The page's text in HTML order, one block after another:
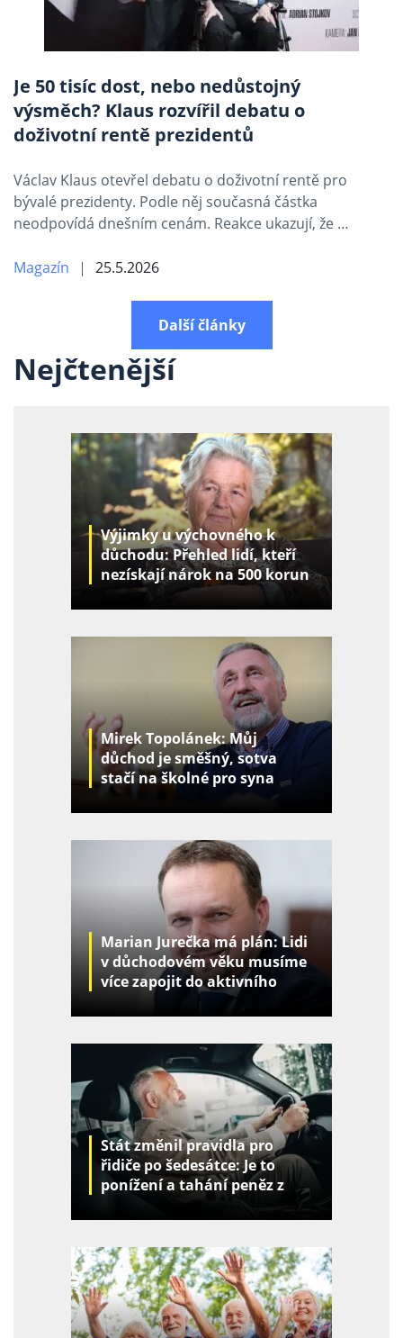
Je 50 tisíc dost, nebo nedůstojný
výsměch? Klaus rozvířil debatu o
doživotní rentě prezidentů
Václav Klaus otevřel debatu o doživotní rentě pro
bývalé prezidenty. Podle něj současná částka
neodpovídá dnešním cenám. Reakce ukazují, že …
Magazín 25.5.2026
Další články
Nejčtenější
Výjimky u výchovného k
důchodu: Přehled lidí, kteří
nezískají nárok na 500 korun
za děti
Mirek Topolánek: Můj
důchod je směšný, sotva
stačí na školné pro syna
Marian Jurečka má plán: Lidi
v důchodovém věku musíme
více zapojit do aktivního
Stát změnil pravidla pro
řidiče po šedesátce: Je to
ponížení a tahání peněz z